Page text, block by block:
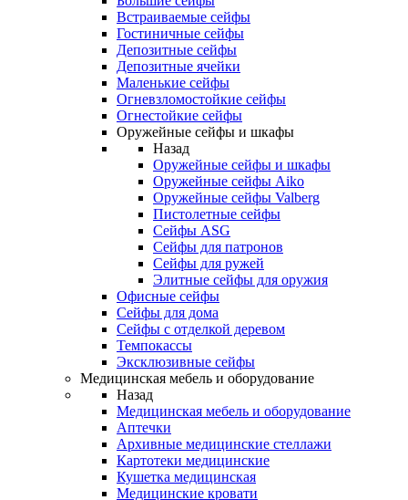
Встраиваемые сейфы
Гостиничные сейфы
Депозитные сейфы
Депозитные ячейки
Маленькие сейфы
Огневзломостойкие сейфы
Огнестойкие сейфы
Оружейные сейфы и шкафы
Назад
Оружейные сейфы и шкафы
Оружейные сейфы Aiko
Оружейные сейфы Valberg
Пистолетные сейфы
Сейфы ASG
Сейфы для патронов
Сейфы для ружей
Элитные сейфы для оружия
Офисные сейфы
Сейфы для дома
Сейфы с отделкой деревом
Темпокассы
Эксклюзивные сейфы
Медицинская мебель и оборудование
Назад
Медицинская мебель и оборудование
Аптечки
Архивные медицинские стеллажи
Картотеки медицинские
Кушетка медицинская
Медицинские кровати